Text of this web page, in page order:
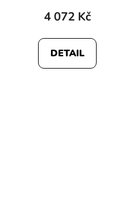
4 072 Kč
DETAIL